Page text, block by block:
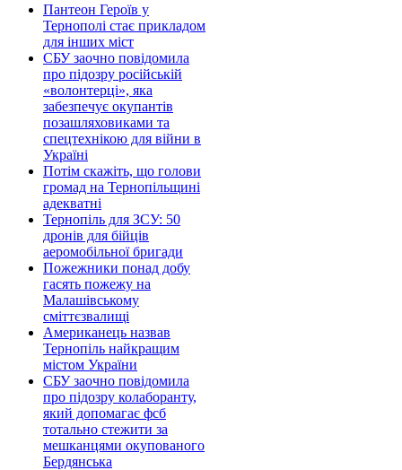
Пантеон Героїв у
Тернополі стає прикладом
для інших міст
СБУ заочно повідомила
про підозру російській
«волонтерці», яка
забезпечує окупантів
позашляховиками та
спецтехнікою для війни в
Україні
Потім скажіть, що голови
громад на Тернопільщині
адекватні
Тернопіль для ЗСУ: 50
дронів для бійців
аеромобільної бригади
Пожежники понад добу
гасять пожежу на
Малашівському
сміттєзвалищі
Американець назвав
Тернопіль найкращим
містом України
СБУ заочно повідомила
про підозру колаборанту,
який допомагає фсб
тотально стежити за
мешканцями окупованого
Бердянська